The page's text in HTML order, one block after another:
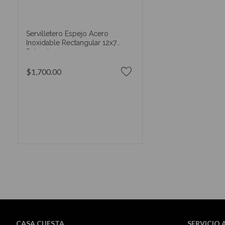
Servilletero Espejo Acero
Inoxidable Rectangular 12x7
Pulgadas
$1,700.00